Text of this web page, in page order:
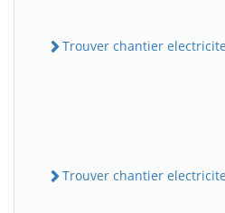
Trouver chantier electricite
Trouver chantier